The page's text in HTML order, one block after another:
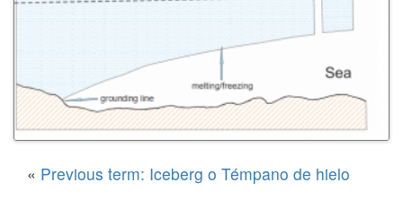
« Previous term: Iceberg o Témpano de hielo